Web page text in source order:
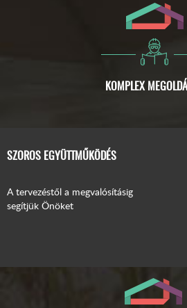
SZOROS EGYÜTTMŰKÖDÉS
A tervezéstől a megvalósításig
segítjük Önöket